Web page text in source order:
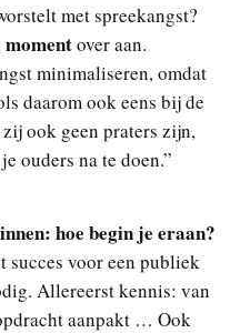
met spreekangst?
over aan.
minimaliseren, omdat
daarom ook eens bij de
ook geen praters zijn,
ouders na te doen.”
hoe begin je eraan?
succes voor een publiek
Allereerst kennis: van
aanpakt … Ook